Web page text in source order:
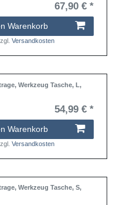
67,90 € *
Warenkorb
Versandkosten
Werkzeug Tasche, L,
54,99 € *
Warenkorb
Versandkosten
Werkzeug Tasche, S,